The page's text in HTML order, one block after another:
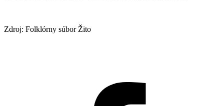
Zdroj: Folklórny súbor Žito